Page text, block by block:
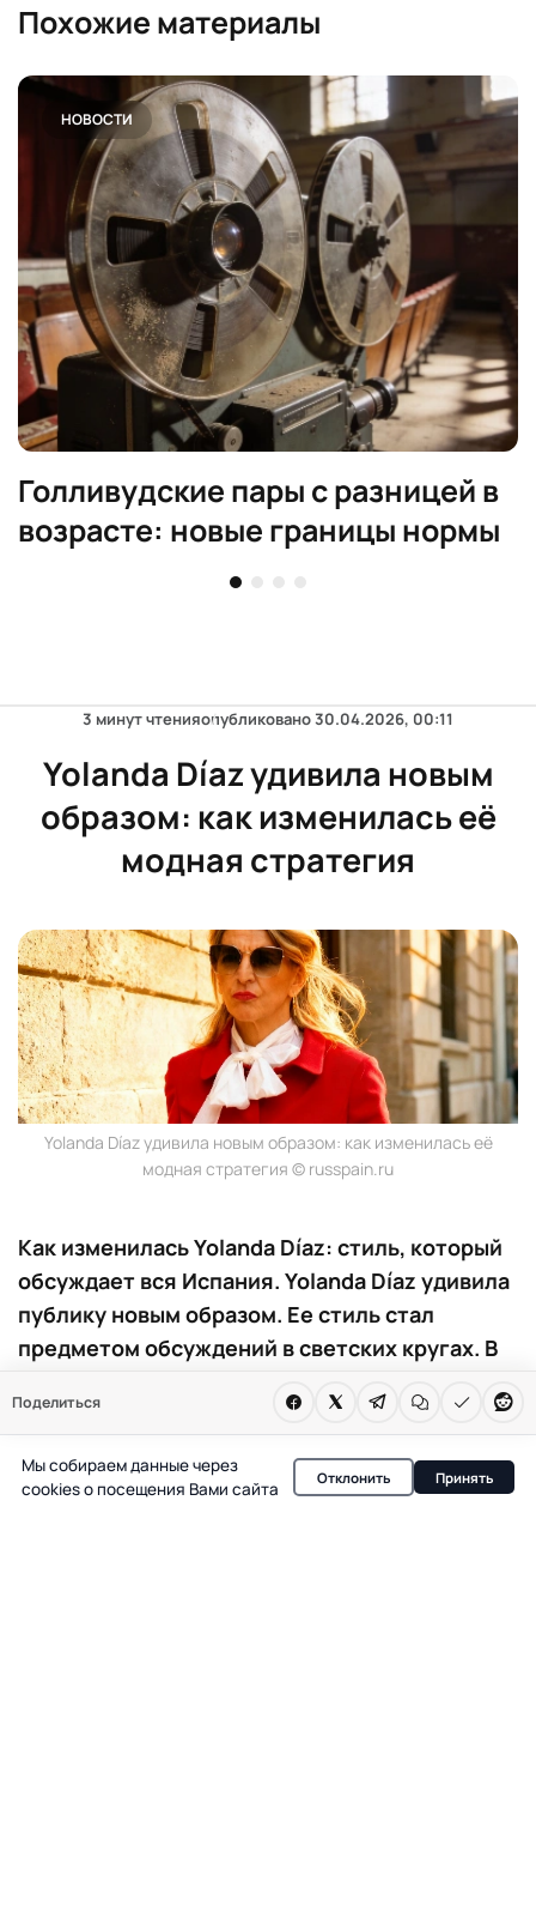
Похожие материалы
НОВОСТИ
Голливудские пары с разницей в
возрасте: новые границы нормы
Поделиться
3 минут чтенияопубликовано30.04.2026, 00:11
Yolanda Díaz удивила новым
образом: как изменилась её
модная стратегия
Yolanda Díaz удивила новым образом: как изменилась её
модная стратегия © russpain.ru
Как изменилась Yolanda Díaz: стиль, который
обсуждает вся Испания. Yolanda Díaz удивила
публику новым образом. Ее стиль стал
предметом обсуждений в светских кругах. В
поворот вызвал столько вопросов — в
В испанской светской хронике редко бывает неделя
Мы собираем данные через
cookies о посещения Вами сайта
Отклонить Принять